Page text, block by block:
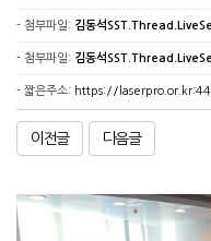
- 첨부파일: 김동석
- 첨부파일: 김동석
- 짧은주소: https://
이전글 다음글